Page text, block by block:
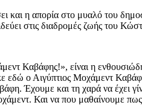
η απορία στο μυαλό του
στις διαδρομές ζωής του
Καβάφης!», είναι η
εδώ ο Αιγύπτιος Μοχάμεντ
Έχουμε και τη χαρά να έχει
Και να που μαθαίνουμε πως